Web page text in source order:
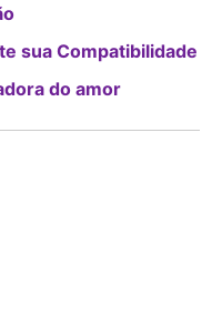
sua Compatibilidade
do amor